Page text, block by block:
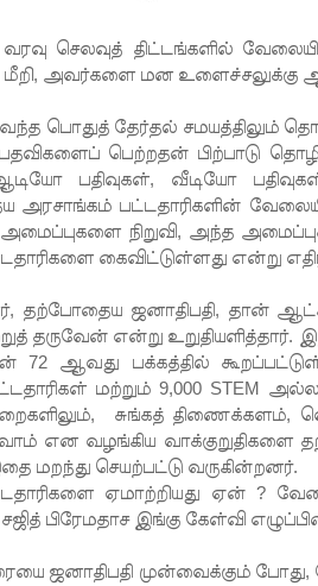
செலவுத் திட்டங்களில்
மீறி, அவர்களை மன உளைச்சலுக்கு
வந்த பொதுத் தேர்தல் சமயத்திலும்
பெற்றதன் பிற்பாடு
பதிவுகள், வீடியோ
பட்டதாரிகளின்
நிறுவி, அந்த
கைவிட்டுள்ளது என்று
தற்போதைய ஜனாதிபதி, தான்
தருவேன் என்று
ஆவது பக்கத்தில்
மற்றும் 9,000 STEM
சுங்கத் திணைக்களம்,
என வழங்கிய வாக்குறுதிகளை
மறந்து செயற்பட்டு வருகின்றனர்.
ஏமாற்றியது ஏன் ?
பிரேமதாச இங்கு கேள்வி
ஜனாதிபதி முன்வைக்கும்